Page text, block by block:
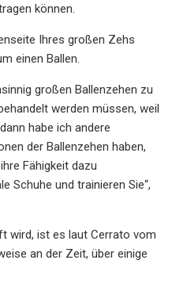
können.
Ihres großen Zehs
einen Ballen.
großen Ballenzehen zu
werden müssen, weil
habe ich andere
der Ballenzehen haben,
Fähigkeit dazu
Schuhe und trainieren Sie“,
wird, ist es laut Cerrato vom
an der Zeit, über einige